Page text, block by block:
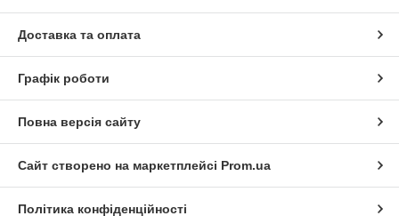
Доставка та оплата
Графік роботи
Повна версія сайту
Сайт створено на маркетплейсі Prom.ua
Політика конфіденційності